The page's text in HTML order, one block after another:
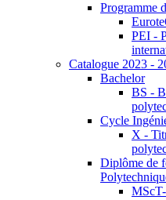
Programme
PEI -
Catalogue 2023 -
Bachelor
BS -
Cycle
X -
Diplôme de